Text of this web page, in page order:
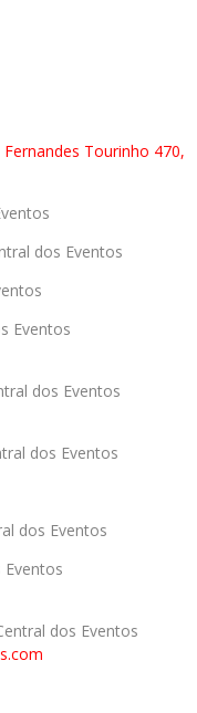
Fernandes Tourinho 470,
dos Eventos
Eventos
dos Eventos
dos Eventos
dos Eventos
dos Eventos